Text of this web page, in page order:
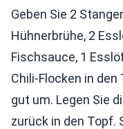
Geben Sie 2
Hühnerbrühe, 2
Fischsauce, 1
Chili-Flocken in
gut um. Legen Sie
zurück in den Topf.